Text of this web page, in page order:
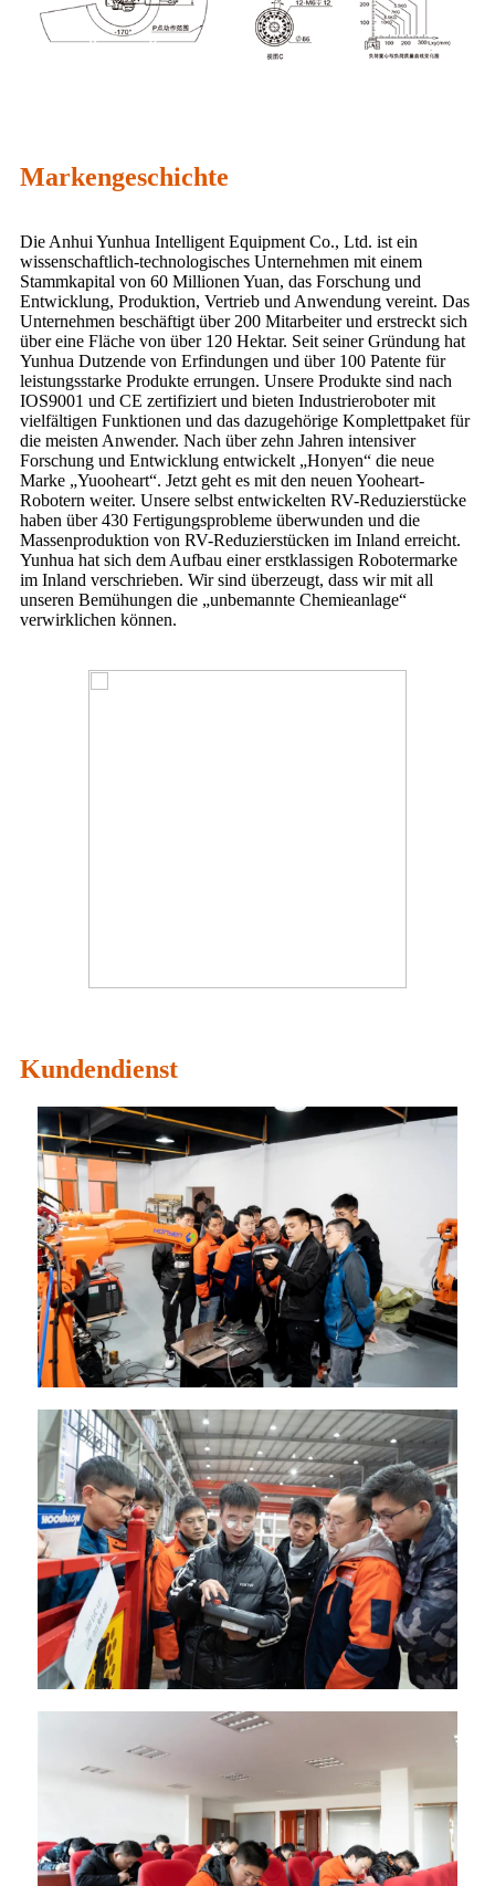
Markengeschichte
Die Anhui Yunhua Intelligent Equipment Co., Ltd. ist ein
wissenschaftlich-technologisches Unternehmen mit einem
Stammkapital von 60 Millionen Yuan, das Forschung und
Entwicklung, Produktion, Vertrieb und Anwendung vereint. Das
Unternehmen beschäftigt über 200 Mitarbeiter und erstreckt sich
über eine Fläche von über 120 Hektar. Seit seiner Gründung hat
Yunhua Dutzende von Erfindungen und über 100 Patente für
leistungsstarke Produkte errungen. Unsere Produkte sind nach
IOS9001 und CE zertifiziert und bieten Industrieroboter mit
vielfältigen Funktionen und das dazugehörige Komplettpaket für
die meisten Anwender. Nach über zehn Jahren intensiver
Forschung und Entwicklung entwickelt „Honyen“ die neue
Marke „Yuooheart“. Jetzt geht es mit den neuen Yooheart-
Robotern weiter. Unsere selbst entwickelten RV-Reduzierstücke
haben über 430 Fertigungsprobleme überwunden und die
Massenproduktion von RV-Reduzierstücken im Inland erreicht.
Yunhua hat sich dem Aufbau einer erstklassigen Robotermarke
im Inland verschrieben. Wir sind überzeugt, dass wir mit all
unseren Bemühungen die „unbemannte Chemieanlage“
verwirklichen können.
Kundendienst